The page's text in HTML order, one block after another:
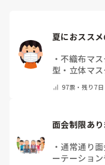
夏におスス
・不織布マス
型 ・ 立体マ
97票・ 残り7日
面会制限あ
・ 通常通り
ーテーショ